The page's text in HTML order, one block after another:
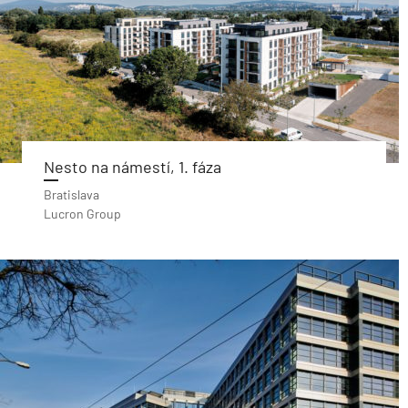
Nesto na námestí, 1. fáza
Bratislava
Lucron Group